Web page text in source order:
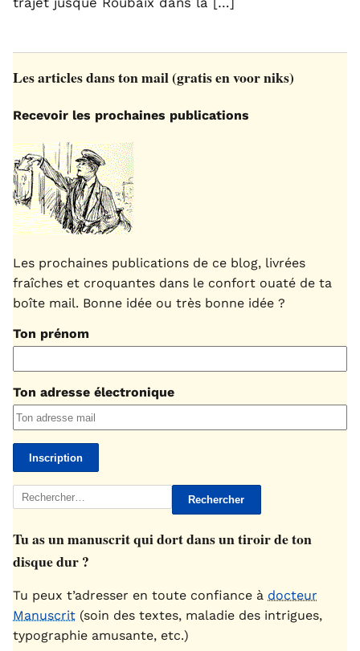
Les articles dans ton mail (gratis en voor niks)
Recevoir les prochaines publications
Les prochaines publications de ce blog, livrées
fraîches et croquantes dans le confort ouaté de ta
boîte mail. Bonne idée ou très bonne idée ?
Ton prénom
Ton adresse électronique
Rechercher :
Tu as un manuscrit qui dort dans un tiroir de ton
disque dur ?
Tu peux t’adresser en toute confiance à docteur
Manuscrit (soin des textes, maladie des intrigues,
typographie amusante, etc.)